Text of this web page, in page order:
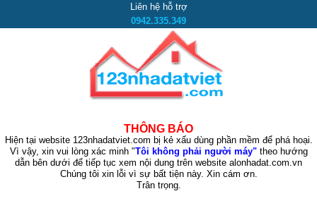
Liên hệ hỗ trợ
0942.335.349
THÔNG BÁO
Hiện tại website 123nhadatviet.com bị kẻ xấu dùng phần mềm để phá hoại.
Vì vậy, xin vui lòng xác minh "Tôi không phải người máy"theo hướng
dẫn bên dưới để tiếp tục xem nội dung trên website alonhadat.com.vn
Chúng tôi xin lỗi vì sự bất tiện này. Xin cám ơn.
Trân trọng.